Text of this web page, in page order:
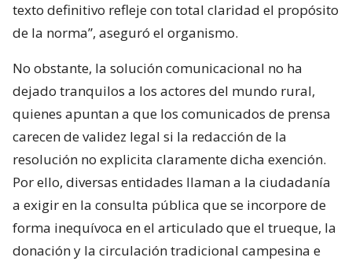
texto definitivo refleje con total claridad el propósito
de la norma”, aseguró el organismo.
No obstante, la solución comunicacional no ha
dejado tranquilos a los actores del mundo rural,
quienes apuntan a que los comunicados de prensa
carecen de validez legal si la redacción de la
resolución no explicita claramente dicha exención.
Por ello, diversas entidades llaman a la ciudadanía
a exigir en la consulta pública que se incorpore de
forma inequívoca en el articulado que el trueque, la
donación y la circulación tradicional campesina e